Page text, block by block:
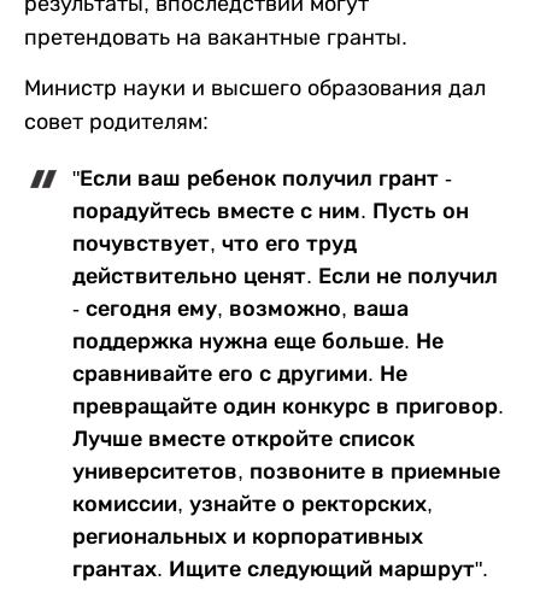
претендовать на вакантные гранты.
Министр науки и высшего образования дал
совет родителям:
"Если ваш ребенок получил грант -
порадуйтесь вместе с ним. Пусть он
почувствует, что его труд
действительно ценят. Если не получил
- сегодня ему, возможно, ваша
поддержка нужна еще больше. Не
сравнивайте его с другими. Не
превращайте один конкурс в приговор.
Лучше вместе откройте список
университетов, позвоните в приемные
комиссии, узнайте о ректорских,
региональных и корпоративных
грантах. Ищите следующий маршрут".